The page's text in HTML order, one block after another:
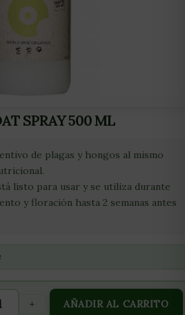
SPRAY 500 ML
de plagas y hongos al mismo
listo para usar y se utiliza durante
y floración hasta 2 semanas antes
+ AÑADIR AL CARRITO